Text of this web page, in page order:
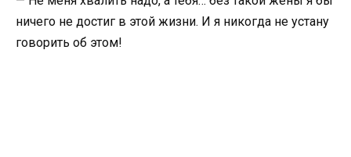
ничего не достиг в этой жизни. И я никогда не устану
говорить об этом!